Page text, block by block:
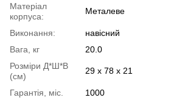
Матеріал
корпуса:
Металеве
Виконання:
навісний
Вага, кг
20.0
Розміри Д*Ш*В
(см)
29 х 78 х 21
Гарантія, міс.
1000